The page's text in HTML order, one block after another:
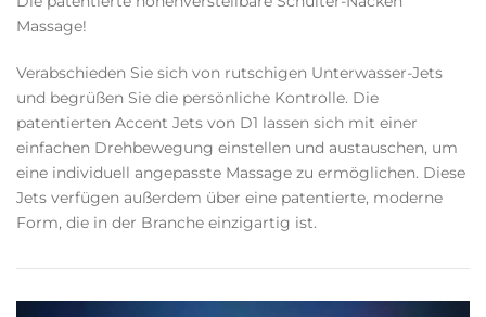
Massage!
Verabschieden Sie sich von rutschigen Unterwasser-Jets
und begrüßen Sie die persönliche Kontrolle. Die
patentierten Accent Jets von D1 lassen sich mit einer
einfachen Drehbewegung einstellen und austauschen, um
eine individuell angepasste Massage zu ermöglichen. Diese
Jets verfügen außerdem über eine patentierte, moderne
Form, die in der Branche einzigartig ist.